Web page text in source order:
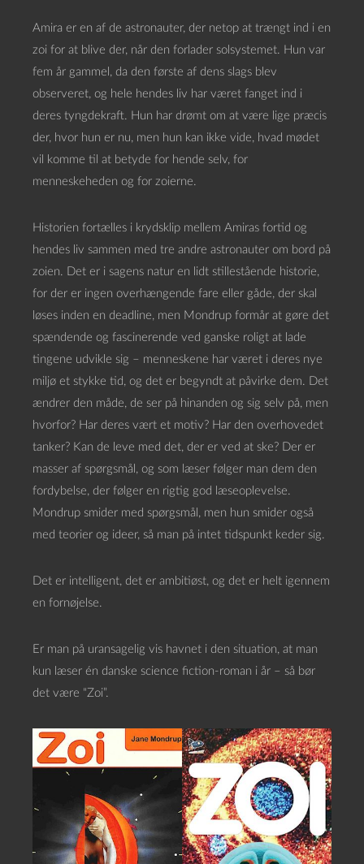
Amira er en af de astronauter, der netop at trængt ind i en
zoi for at blive der, når den forlader solsystemet. Hun var
fem år gammel, da den første af dens slags blev
observeret, og hele hendes liv har været fanget ind i
deres tyngdekraft. Hun har drømt om at være lige præcis
der, hvor hun er nu, men hun kan ikke vide, hvad mødet
vil komme til at betyde for hende selv, for
menneskeheden og for zoierne.
Historien fortælles i krydsklip mellem Amiras fortid og
hendes liv sammen med tre andre astronauter om bord på
zoien. Det er i sagens natur en lidt stillestående historie,
for der er ingen overhængende fare eller gåde, der skal
løses inden en deadline, men Mondrup formår at gøre det
spændende og fascinerende ved ganske roligt at lade
tingene udvikle sig – menneskene har været i deres nye
miljø et stykke tid, og det er begyndt at påvirke dem. Det
ændrer den måde, de ser på hinanden og sig selv på, men
hvorfor? Har deres vært et motiv? Har den overhovedet
tanker? Kan de leve med det, der er ved at ske? Der er
masser af spørgsmål, og som læser følger man dem den
fordybelse, der følger en rigtig god læseoplevelse.
Mondrup smider med spørgsmål, men hun smider også
med teorier og ideer, så man på intet tidspunkt keder sig.
Det er intelligent, det er ambitiøst, og det er helt igennem
en fornøjelse.
Er man på uransagelig vis havnet i den situation, at man
kun læser én danske science fiction-roman i år – så bør
det være “Zoi”.